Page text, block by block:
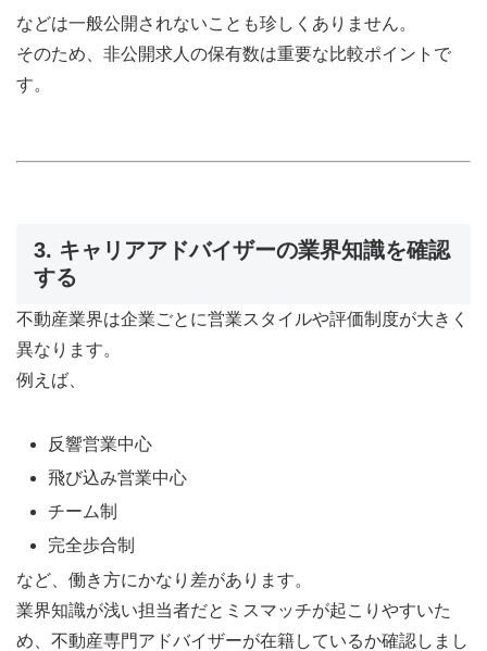
などは一般公開されないことも珍しくありません。
そのため、非公開求人の保有数は重要な比較ポイントで
す。
3. キャリアアドバイザーの業界知識を確認
する
不動産業界は企業ごとに営業スタイルや評価制度が大きく
異なります。
例えば、
反響営業中心
飛び込み営業中心
チーム制
完全歩合制
など、働き方にかなり差があります。
業界知識が浅い担当者だとミスマッチが起こりやすいた
め、不動産専門アドバイザーが在籍しているか確認しまし